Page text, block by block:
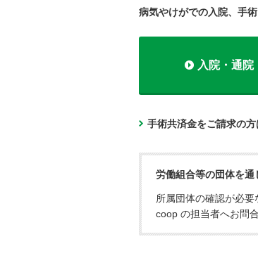
病気やけがでの入院、手
入院・通
手術共済金をご請求の
労働組合等の団体を
所属団体の確認が必
coop の担当者へお問